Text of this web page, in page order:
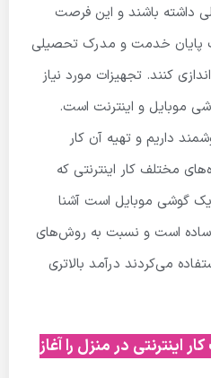
داشته باشند و این فرصت
پایان خدمت و مدرک تحصیلی
کنند. تجهیزات مورد نیاز
موبایل و اینترنت است.
داریم و تهیه آن کار
مختلف کار اینترنتی که
یک گوشی موبایل است آشنا
ساده است و نسبت به روش‌های
می‌کردند درآمد بالاتری
اینترنتی در منزل را آغاز